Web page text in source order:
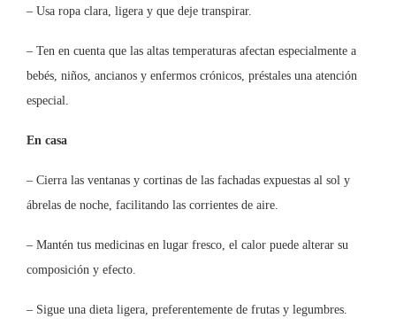
– Usa ropa clara, ligera y que deje transpirar.
– Ten en cuenta que las altas temperaturas afectan especialmente a
bebés, niños, ancianos y enfermos crónicos, préstales una atención
especial.
En casa
– Cierra las ventanas y cortinas de las fachadas expuestas al sol y
ábrelas de noche, facilitando las corrientes de aire.
– Mantén tus medicinas en lugar fresco, el calor puede alterar su
composición y efecto.
– Sigue una dieta ligera, preferentemente de frutas y legumbres.